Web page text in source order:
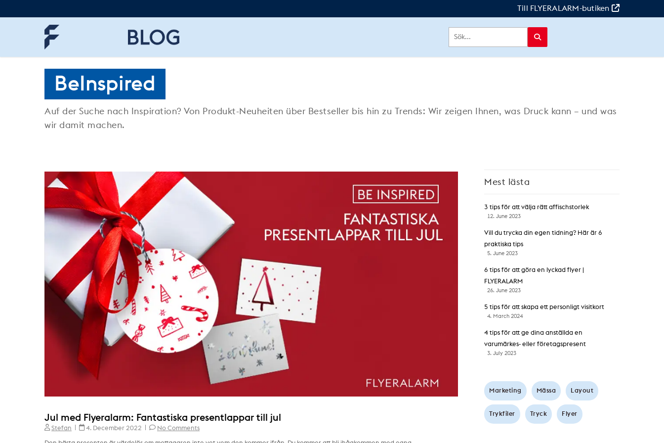
Till FLYERALARM-butiken
BeInspired
Auf der Suche nach Inspiration? Von Produkt-Neuheiten über Bestseller bis hin zu Trends: Wir zeigen Ihnen, was Druck kann – und was
wir damit machen.
Jul med Flyeralarm: Fantastiska presentlappar till jul
Stefan 4. December 2022 No Comments
Mest lästa
3 tips för att välja rätt affischstorlek
12. June 2023
Vill du trycka din egen tidning? Här är 6
praktiska tips
5. June 2023
6 tips för att göra en lyckad flyer |
FLYERALARM
26. June 2023
5 tips för att skapa ett personligt visitkort
4. March 2024
4 tips för att ge dina anställda en
varumärkes- eller företagspresent
3. July 2023
Marketing Mässa Layout
Trykfiler Tryck Flyer